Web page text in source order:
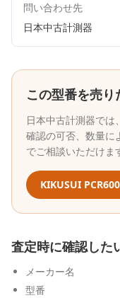
問い合わせ先
日本中古計測器
この型番を売り
日本中古計測器では、
確認の可否、数量に
でご相談いただけま
KIKUSUI
査定時に確認した
メーカー名
型番